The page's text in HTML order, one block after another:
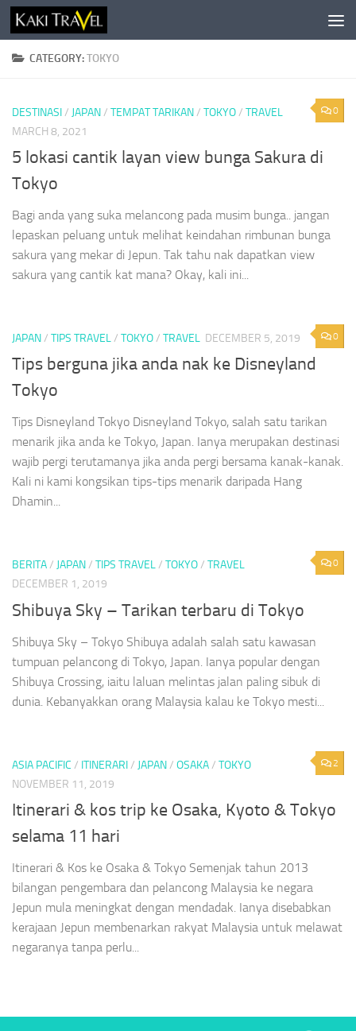
Skip to content
CATEGORY:TOKYO
0
DESTINASI/ JAPAN/ TEMPAT TARIKAN/ TOKYO/ TRAVEL
MARCH 8, 2021
5 lokasi cantik layan view bunga Sakura di
Tokyo
Bagi anda yang suka melancong pada musim bunga.. jangan
lepaskan peluang untuk melihat keindahan rimbunan bunga
sakura yang mekar di Jepun. Tak tahu nak dapatkan view
sakura yang cantik kat mana? Okay, kali ini...
0
JAPAN/ TIPS TRAVEL/ TOKYO/ TRAVEL DECEMBER 5, 2019
Tips berguna jika anda nak ke Disneyland
Tokyo
Tips Disneyland Tokyo Disneyland Tokyo, salah satu tarikan
menarik jika anda ke Tokyo, Japan. Ianya merupakan destinasi
wajib pergi terutamanya jika anda pergi bersama kanak-kanak.
Kali ni kami kongsikan tips-tips menarik daripada Hang
Dhamin...
0
BERITA/ JAPAN/ TIPS TRAVEL/ TOKYO/ TRAVEL
DECEMBER 1, 2019
Shibuya Sky – Tarikan terbaru di Tokyo
Shibuya Sky – Tokyo Shibuya adalah salah satu kawasan
tumpuan pelancong di Tokyo, Japan. Ianya popular dengan
Shibuya Crossing, iaitu laluan melintas jalan paling sibuk di
dunia. Kebanyakkan orang Malaysia kalau ke Tokyo mesti...
2
ASIA PACIFIC / ITINERARI/ JAPAN/ OSAKA/ TOKYO
NOVEMBER 11, 2019
Itinerari & kos trip ke Osaka, Kyoto & Tokyo
selama 11 hari
Itinerari & Kos ke Osaka & Tokyo Semenjak tahun 2013
bilangan pengembara dan pelancong Malaysia ke negara
Jepun mula meningkat dengan mendadak. Ianya disebabkan
kerajaan Jepun membenarkan rakyat Malaysia untuk melawat
negaranya tanpa perlu...